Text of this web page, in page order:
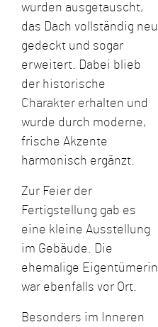
wurden ausgetauscht,
das Dach vollständig neu
gedeckt und sogar
erweitert. Dabei blieb
der historische
Charakter erhalten und
wurde durch moderne,
frische Akzente
harmonisch ergänzt.
Zur Feier der
Fertigstellung gab es
eine kleine Ausstellung
im Gebäude. Die
ehemalige Eigentümerin
war ebenfalls vor Ort.
Besonders im Inneren